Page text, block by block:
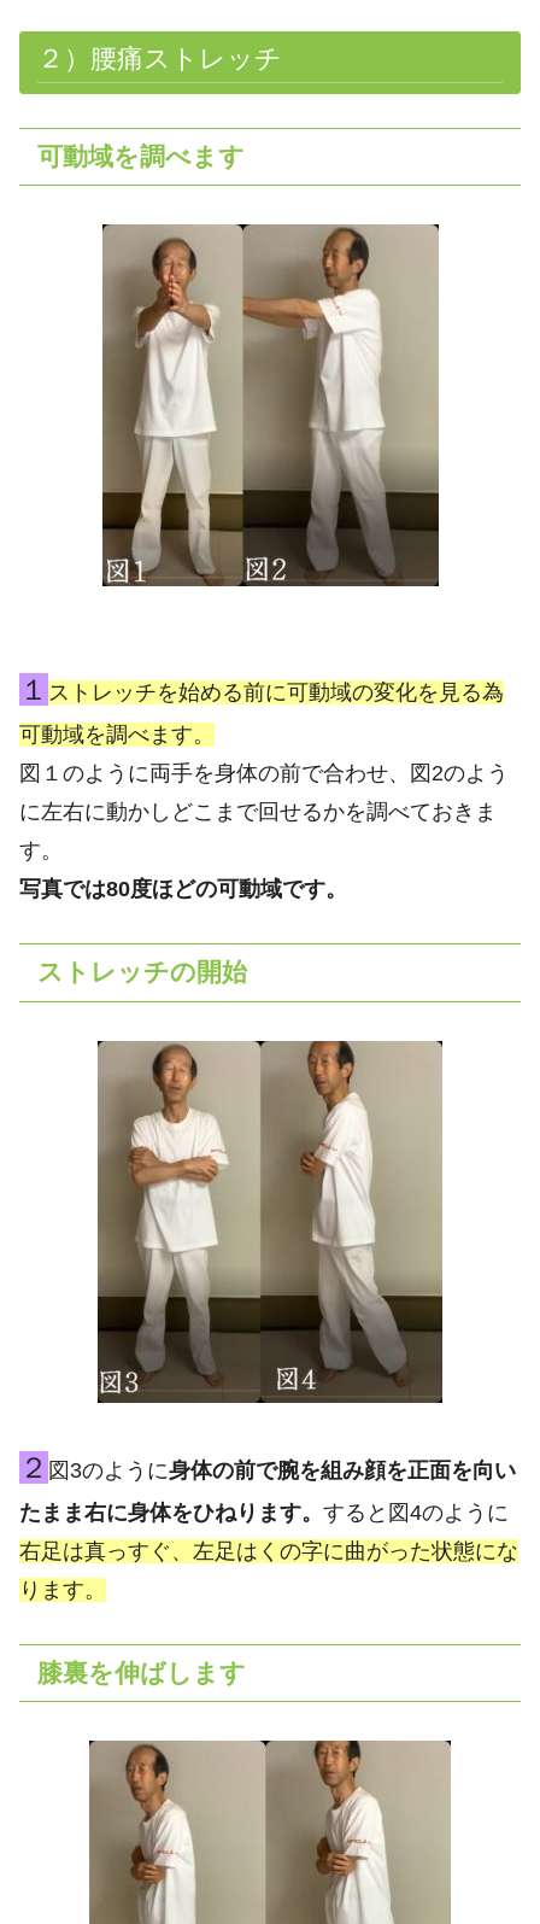
２）腰痛ストレッチ
可動域を調べます
１ ストレッチを始める前に可動域の変化を見る為
可動域を調べます。
図１のように両手を身体の前で合わせ、図2のよう
に左右に動かしどこまで回せるかを調べておきま
す。
写真では80度ほどの可動域です。
ストレッチの開始
２ 図3のように身体の前で腕を組み顔を正面を向い
たまま右に身体をひねります。 すると図4のように
右足は真っすぐ、左足はくの字に曲がった状態にな
ります。
膝裏を伸ばします